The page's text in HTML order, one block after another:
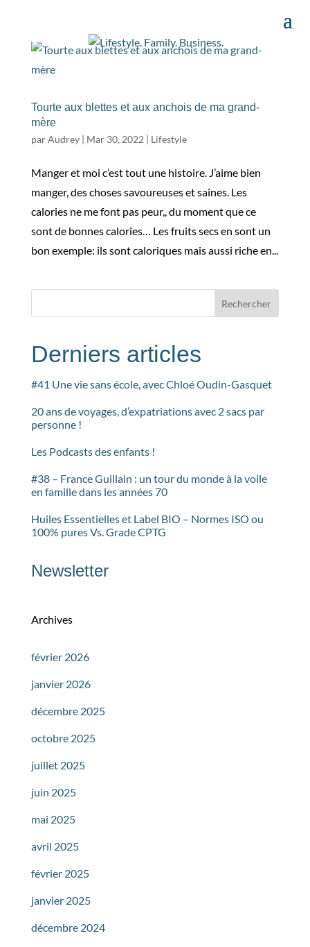
Tourte aux blettes et aux anchois de ma grand-
mère
parAudrey| Mar 30, 2022 | Lifestyle
Manger et moi c’est tout une histoire. J’aime bien
manger, des choses savoureuses et saines. Les
calories ne me font pas peur,, du moment que ce
sont de bonnes calories… Les fruits secs en sont un
bon exemple: ils sont caloriques mais aussi riche en...
Rechercher
Derniers articles
#41 Une vie sans école, avec Chloé Oudin-Gasquet
20 ans de voyages, d’expatriations avec 2 sacs par
personne !
Les Podcasts des enfants !
#38 – France Guillain : un tour du monde à la voile
en famille dans les années 70
Huiles Essentielles et Label BIO – Normes ISO ou
100% pures Vs. Grade CPTG
Newsletter
Archives
février 2026
janvier 2026
décembre 2025
octobre 2025
juillet 2025
juin 2025
mai 2025
avril 2025
février 2025
janvier 2025
décembre 2024